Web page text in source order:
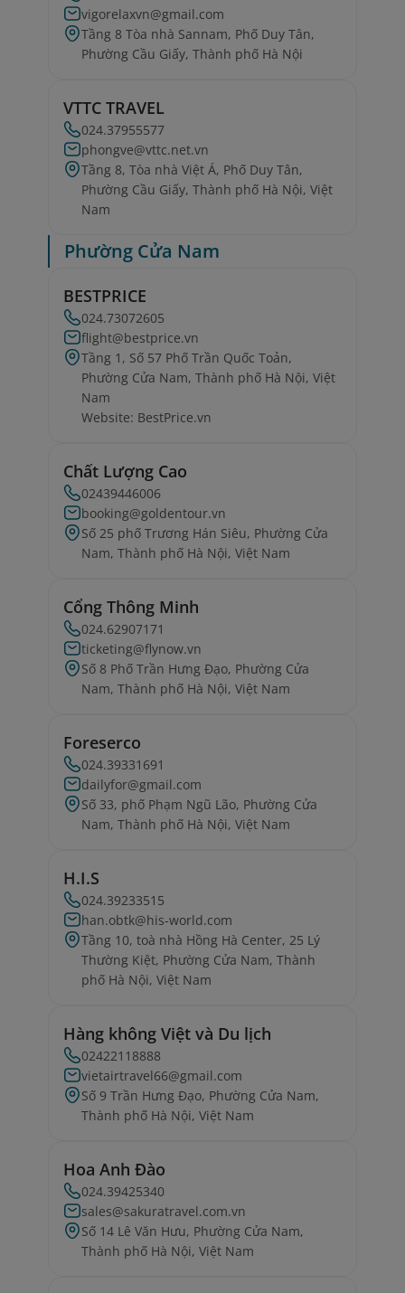
vigorelaxvn@gmail.com
Tầng 8 Tòa nhà Sannam, Phố Duy Tân,
Phường Cầu Giấy, Thành phố Hà Nội
VTTC TRAVEL
024.37955577
phongve@vttc.net.vn
Tầng 8, Tòa nhà Việt Á, Phố Duy Tân,
Phường Cầu Giấy, Thành phố Hà Nội, Việt
Nam
Phường Cửa Nam
BESTPRICE
024.73072605
flight@bestprice.vn
Tầng 1, Số 57 Phố Trần Quốc Toản,
Phường Cửa Nam, Thành phố Hà Nội, Việt
Nam
Website: BestPrice.vn
Chất Lượng Cao
02439446006
booking@goldentour.vn
Số 25 phố Trương Hán Siêu, Phường Cửa
Nam, Thành phố Hà Nội, Việt Nam
Cổng Thông Minh
024.62907171
ticketing@flynow.vn
Số 8 Phố Trần Hưng Đạo, Phường Cửa
Nam, Thành phố Hà Nội, Việt Nam
Foreserco
024.39331691
dailyfor@gmail.com
Số 33, phố Phạm Ngũ Lão, Phường Cửa
Nam, Thành phố Hà Nội, Việt Nam
H.I.S
024.39233515
han.obtk@his-world.com
Tầng 10, toà nhà Hồng Hà Center, 25 Lý
Thường Kiệt, Phường Cửa Nam, Thành
phố Hà Nội, Việt Nam
Hàng không Việt và Du lịch
02422118888
vietairtravel66@gmail.com
Số 9 Trần Hưng Đạo, Phường Cửa Nam,
Thành phố Hà Nội, Việt Nam
Hoa Anh Đào
024.39425340
sales@sakuratravel.com.vn
Số 14 Lê Văn Hưu, Phường Cửa Nam,
Thành phố Hà Nội, Việt Nam